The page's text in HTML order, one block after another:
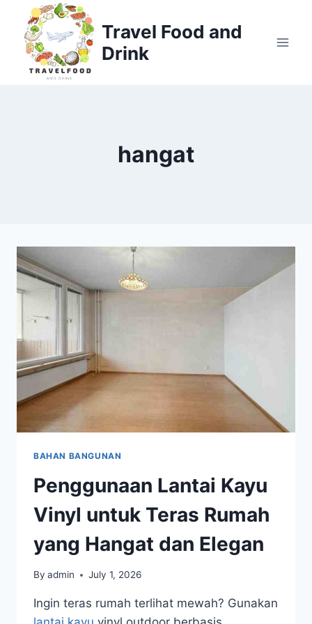
content
Travel Food and
Drink
hangat
BAHAN BANGUNAN
Penggunaan Lantai Kayu
Vinyl untuk Teras Rumah
yang Hangat dan Elegan
By admin July 1, 2026
Ingin teras rumah terlihat mewah? Gunakan